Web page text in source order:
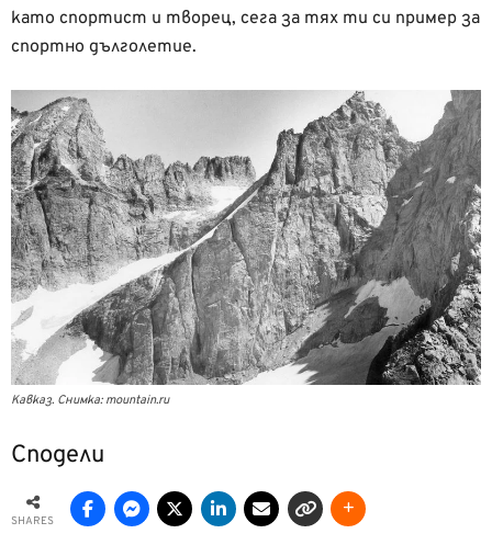
като спортист и творец, сега за тях ти си пример за
спортно дълголетие.
Кавказ. Снимка: mountain.ru
Сподели
SHARES